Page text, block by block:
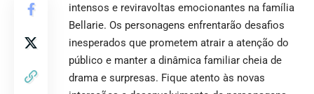
intensos e reviravoltas emocionantes na família
Bellarie. Os personagens enfrentarão desafios
inesperados que prometem atrair a atenção do
público e manter a dinâmica familiar cheia de
drama e surpresas. Fique atento às novas